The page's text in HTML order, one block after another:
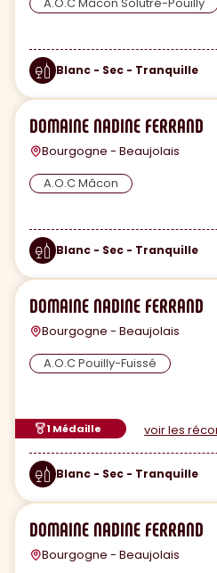
Blanc - Sec - Tranquille
DOMAINE NADINE FERRAND
Bourgogne - Beaujolais
A.O.C Mâcon
Blanc - Sec - Tranquille
DOMAINE NADINE FERRAND
Bourgogne - Beaujolais
A.O.C Pouilly-Fuissé
1 Médaille voir les
Blanc - Sec - Tranquille
DOMAINE NADINE FERRAND
Bourgogne - Beaujolais